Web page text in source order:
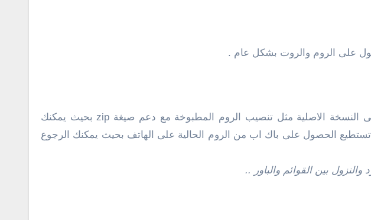
على الروم والروت بشكل عام .
هذا النوع تعديل للنوع السابقة النسخة الأصلية بحيث يوفر لك بعض الخصائص الغير متاحة فى النسخة الاصلية مثل تنصيب الروم المطبوخة مع دعم صيغة zip بحيث يمكنك
الحصول على باك اب من الروم الحالية على الهاتف بحيث يمكنك الرجوع